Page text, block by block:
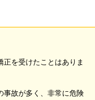
を受けたことはありま
事故が多く、非常に危険